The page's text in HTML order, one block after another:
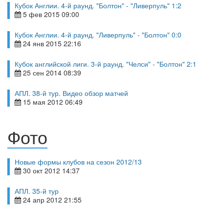
Кубок Англии. 4-й раунд. "Болтон" - "Ливерпуль" 1:2
5 фев 2015 09:00
Кубок Англии. 4-й раунд. "Ливерпуль" - "Болтон" 0:0
24 янв 2015 22:16
Кубок английской лиги. 3-й раунд. "Челси" - "Болтон" 2:1
25 сен 2014 08:39
АПЛ. 38-й тур. Видео обзор матчей
15 мая 2012 06:49
Фото
Новые формы клубов на сезон 2012/13
30 окт 2012 14:37
АПЛ. 35-й тур
24 апр 2012 21:55